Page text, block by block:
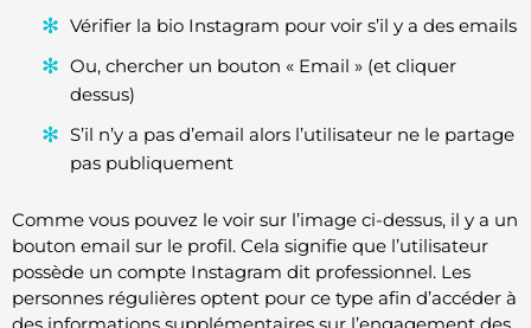
Vérifier la bio Instagram pour voir s’il y a des emails
Ou, chercher un bouton « Email » (et cliquer
dessus)
S’il n’y a pas d’email alors l’utilisateur ne le partage
pas publiquement
Comme vous pouvez le voir sur l’image ci-dessus, il y a un
bouton email sur le profil. Cela signifie que l’utilisateur
possède un compte Instagram dit professionnel. Les
personnes régulières optent pour ce type afin d’accéder à